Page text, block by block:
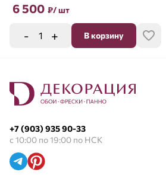
6 500 ₽/ шт
- + В корзину
+7 (903) 935 90-33
с 10:00 по 19:00 по НСК